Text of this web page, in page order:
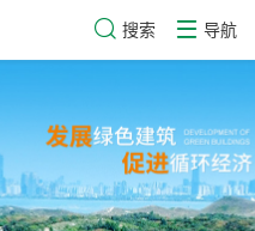
搜索 导航